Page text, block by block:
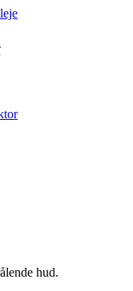
hud.